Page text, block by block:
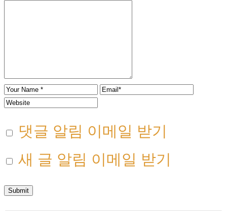
댓글 알림 이메일 받기
새 글 알림 이메일 받기